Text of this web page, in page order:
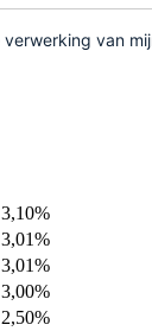
3,10%
3,01%
3,01%
3,00%
2,50%